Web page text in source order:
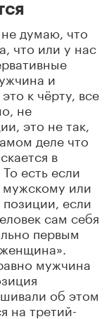
думаю, что
что или у нас
и
к чёрту, все
не
это не так,
деле что
в
есть если
мужскому или
если
сам себя
первым
мужчина
об этом
на третий-